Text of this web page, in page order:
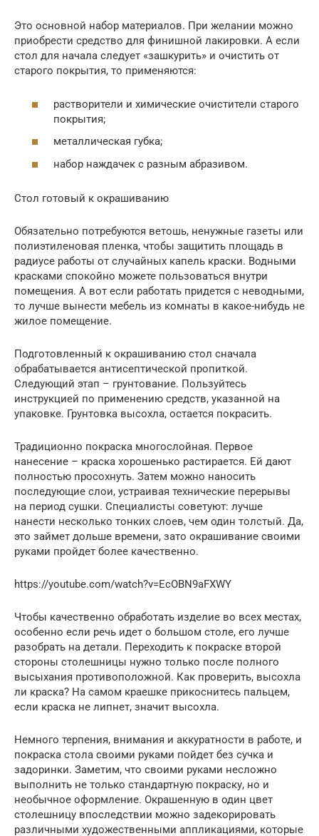
Это основной набор материалов. При желании можно
приобрести средство для финишной лакировки. А если
стол для начала следует «зашкурить» и очистить от
старого покрытия, то применяются:
растворители и химические очистители старого
покрытия;
металлическая губка;
набор наждачек с разным абразивом.
Стол готовый к окрашиванию
Обязательно потребуются ветошь, ненужные газеты или
полиэтиленовая пленка, чтобы защитить площадь в
радиусе работы от случайных капель краски. Водными
красками спокойно можете пользоваться внутри
помещения. А вот если работать придется с неводными,
то лучше вынести мебель из комнаты в какое-нибудь не
жилое помещение.
Подготовленный к окрашиванию стол сначала
обрабатывается антисептической пропиткой.
Следующий этап – грунтование. Пользуйтесь
инструкцией по применению средств, указанной на
упаковке. Грунтовка высохла, остается покрасить.
Традиционно покраска многослойная. Первое
нанесение – краска хорошенько растирается. Ей дают
полностью просохнуть. Затем можно наносить
последующие слои, устраивая технические перерывы
на период сушки. Специалисты советуют: лучше
нанести несколько тонких слоев, чем один толстый. Да,
это займет дольше времени, зато окрашивание своими
руками пройдет более качественно.
https://youtube.com/watch?v=EcOBN9aFXWY
Чтобы качественно обработать изделие во всех местах,
особенно если речь идет о большом столе, его лучше
разобрать на детали. Переходить к покраске второй
стороны столешницы нужно только после полного
высыхания противоположной. Как проверить, высохла
ли краска? На самом краешке прикоснитесь пальцем,
если краска не липнет, значит высохла.
Немного терпения, внимания и аккуратности в работе, и
покраска стола своими руками пойдет без сучка и
задоринки. Заметим, что своими руками несложно
выполнить не только стандартную покраску, но и
необычное оформление. Окрашенную в один цвет
столешницу впоследствии можно задекорировать
различными художественными аппликациями, которые